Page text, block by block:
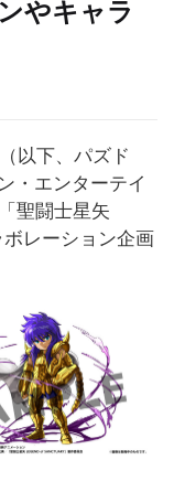
やキャラ
以下、パズド
・エンターテイ
聖闘士星矢
レーション企画